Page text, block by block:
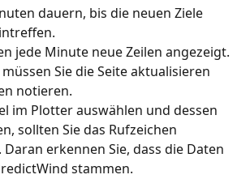
dauern, bis die neuen Ziele
jede Minute neue Zeilen angezeigt.
Sie die Seite aktualisieren
notieren.
im Plotter auswählen und dessen
sollten Sie das Rufzeichen
erkennen Sie, dass die Daten
stammen.